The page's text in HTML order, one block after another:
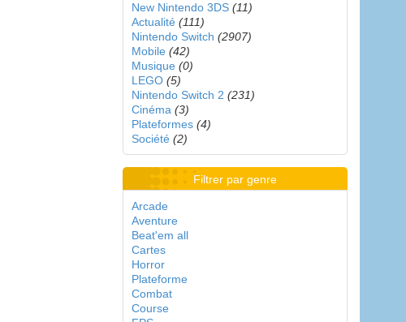
New Nintendo 3DS (11)
Actualité (111)
Nintendo Switch (2907)
Mobile (42)
Musique (0)
LEGO (5)
Nintendo Switch 2 (231)
Cinéma (3)
Plateformes (4)
Société (2)
Filtrer par genre
Arcade
Aventure
Beat'em all
Cartes
Horror
Plateforme
Combat
Course